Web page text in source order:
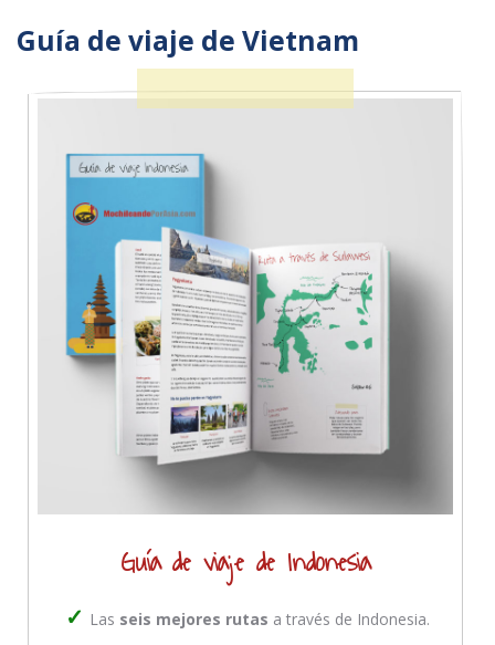
Guía de viaje de Vietnam
Guía de viaje de Indonesia
Las seis mejores rutas a través de Indonesia.